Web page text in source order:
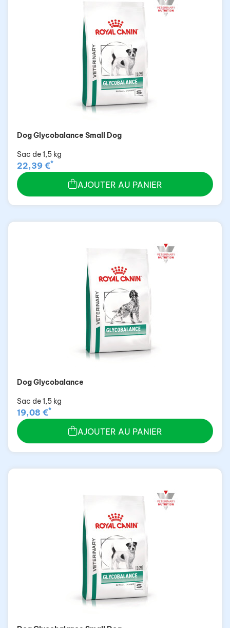
Dog Glycobalance Small Dog
Sac de 1,5 kg
22,39 €*
AJOUTER AU PANIER
Dog Glycobalance
Sac de 1,5 kg
19,08 €*
AJOUTER AU PANIER